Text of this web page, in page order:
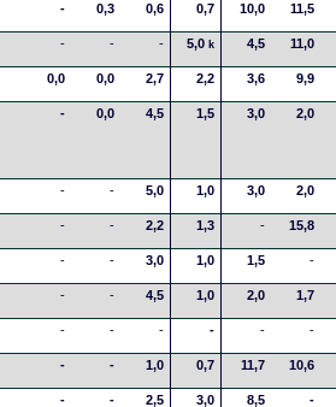
- 0,3 0,6 0,7 10,0 11,5
- - - 5,0 k 4,5 11,0
0,0 0,0 2,7 2,2 3,6 9,9
- 0,0 4,5 1,5 3,0 2,0
- - 5,0 1,0 3,0 2,0
- - 2,2 1,3 - 15,8
- - 3,0 1,0 1,5 -
- - 4,5 1,0 2,0 1,7
- - - - - -
- - 1,0 0,7 11,7 10,6
- - 2,5 3,0 8,5 -